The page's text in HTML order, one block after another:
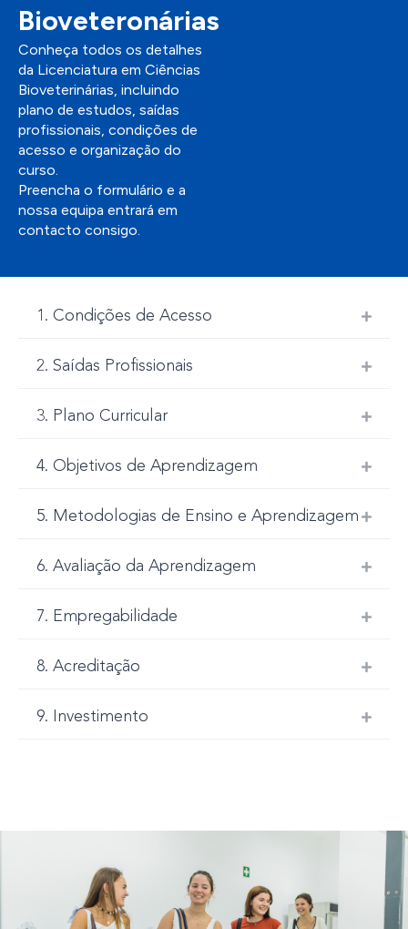
Bioveteronárias
Conheça todos os detalhes
da Licenciatura em Ciências
Bioveterinárias, incluindo
plano de estudos, saídas
profissionais, condições de
acesso e organização do
curso.
Preencha o formulário e a
nossa equipa entrará em
contacto consigo.
1. Condições de Acesso
2. Saídas Profissionais
3. Plano Curricular
4. Objetivos de Aprendizagem
5. Metodologias de Ensino e Aprendizagem
6. Avaliação da Aprendizagem
7. Empregabilidade
8. Acreditação
9. Investimento